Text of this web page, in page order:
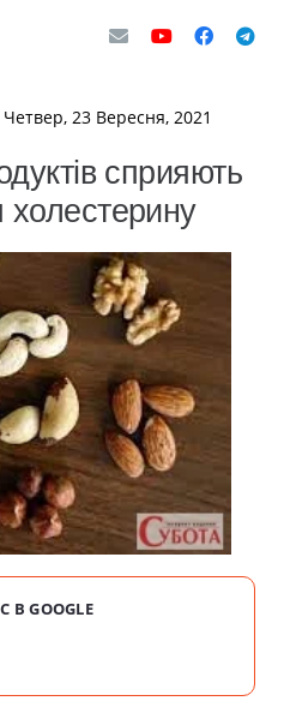
23 Вересня, 2021
сприяють
холестерину
GOOGLE